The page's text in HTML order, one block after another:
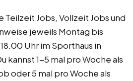
Teilzeit Jobs, Vollzeit Jobs und
jeweils Montag bis
Uhr im Sporthaus in
kannst 1-5 mal pro Woche als
oder 5 mal pro Woche als